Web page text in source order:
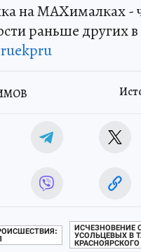
на MAXималках -
раньше других в
ИСЧЕЗНОВЕНИЕ
УСОЛЬЦЕВЫХ В
КРАСНОЯРСКОГО